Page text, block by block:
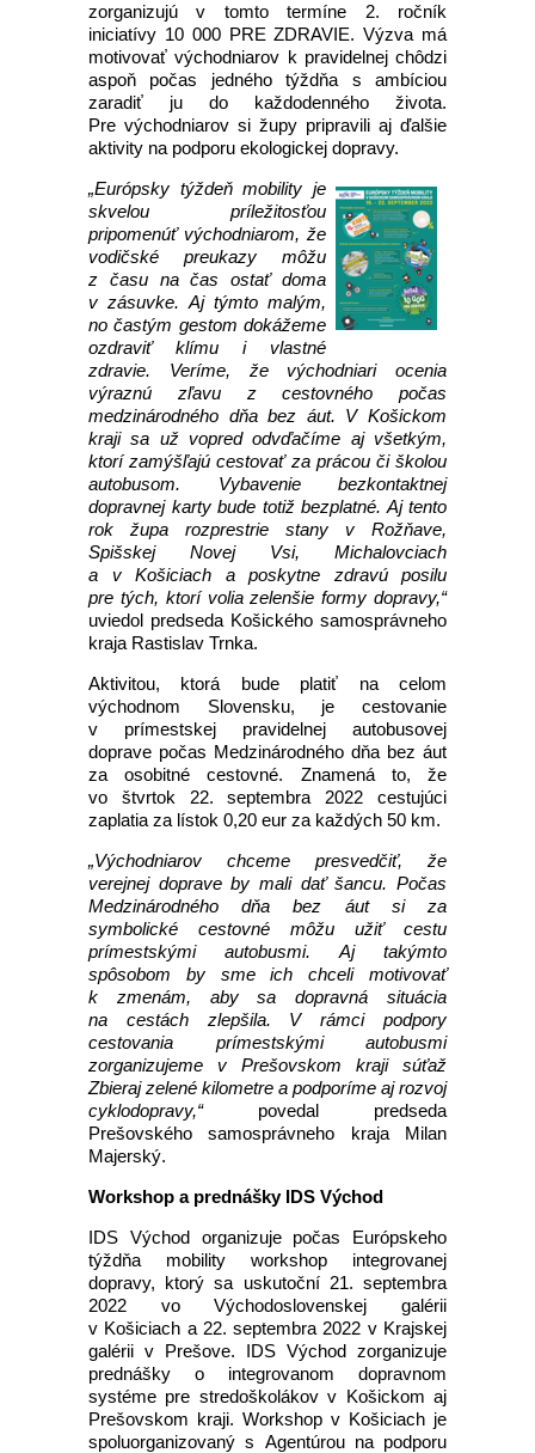
zorganizujú v tomto termíne 2. ročník
iniciatívy 10 000 PRE ZDRAVIE. Výzva má
motivovať východniarov k pravidelnej chôdzi
aspoň počas jedného týždňa s ambíciou
zaradiť ju do každodenného života.
Pre východniarov si župy pripravili aj ďalšie
aktivity na podporu ekologickej dopravy.
„Európsky týždeň mobility je
skvelou príležitosťou
pripomenúť východniarom, že
vodičské preukazy môžu
z času na čas ostať doma
v zásuvke. Aj týmto malým,
no častým gestom dokážeme
ozdraviť klímu i vlastné
zdravie. Veríme, že východniari ocenia
výraznú zľavu z cestovného počas
medzinárodného dňa bez áut. V Košickom
kraji sa už vopred odvďačíme aj všetkým,
ktorí zamýšľajú cestovať za prácou či školou
autobusom. Vybavenie bezkontaktnej
dopravnej karty bude totiž bezplatné. Aj tento
rok župa rozprestrie stany v Rožňave,
Spišskej Novej Vsi, Michalovciach
a v Košiciach a poskytne zdravú posilu
pre tých, ktorí volia zelenšie formy dopravy,“
uviedol predseda Košického samosprávneho
kraja Rastislav Trnka.
Aktivitou, ktorá bude platiť na celom
východnom Slovensku, je cestovanie
v prímestskej pravidelnej autobusovej
doprave počas Medzinárodného dňa bez áut
za osobitné cestovné. Znamená to, že
vo štvrtok 22. septembra 2022 cestujúci
zaplatia za lístok 0,20 eur za každých 50 km.
„Východniarov chceme presvedčiť, že
verejnej doprave by mali dať šancu. Počas
Medzinárodného dňa bez áut si za
symbolické cestovné môžu užiť cestu
prímestskými autobusmi. Aj takýmto
spôsobom by sme ich chceli motivovať
k zmenám, aby sa dopravná situácia
na cestách zlepšila. V rámci podpory
cestovania prímestskými autobusmi
zorganizujeme v Prešovskom kraji súťaž
Zbieraj zelené kilometre a podporíme aj rozvoj
cyklodopravy,“
povedal predseda
Prešovského samosprávneho kraja Milan
Majerský.
Workshop a prednášky IDS Východ
IDS Východ organizuje počas Európskeho
týždňa mobility workshop integrovanej
dopravy, ktorý sa uskutoční 21. septembra
2022 vo Východoslovenskej galérii
v Košiciach a 22. septembra 2022 v Krajskej
galérii v Prešove. IDS Východ zorganizuje
prednášky o integrovanom dopravnom
systéme pre stredoškolákov v Košickom aj
Prešovskom kraji. Workshop v Košiciach je
spoluorganizovaný s Agentúrou na podporu